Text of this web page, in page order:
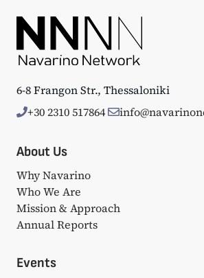
6-8 Frangon Str., Thessaloniki
+30 2310 517864
About Us
Why Navarino
Who We Are
Mission & Approach
Annual Reports
Events